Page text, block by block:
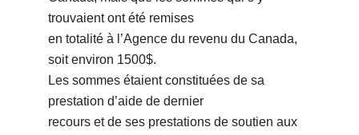
trouvaient ont été remises
en totalité à l’Agence du revenu du Canada,
soit environ 1500$.
Les sommes étaient constituées de sa
prestation d’aide de dernier
recours et de ses prestations de soutien aux